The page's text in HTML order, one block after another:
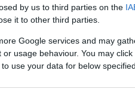
by us to third parties on the
it to other third parties.
Google services and may
usage behaviour. You may
use your data for below